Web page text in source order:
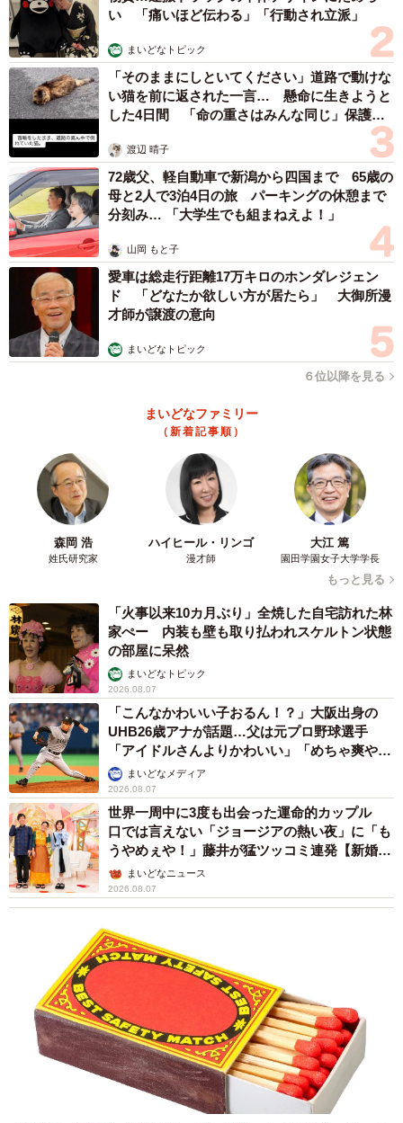
い 「痛いほど伝わる」「行動され立派」
まいどなトピック
「そのままにしといてください」道路で動けな
い猫を前に返された一言… 懸命に生きようと
した4日間 「命の重さはみんな同じ」保護団
渡辺 晴子
72歳父、軽自動車で新潟から四国まで 65歳の
母と2人で3泊4日の旅 パーキングの休憩まで
分刻み… 「大学生でも組まねえよ！」
山岡 もと子
愛車は総走行距離17万キロのホンダレジェン
ド 「どなたか欲しい方が居たら」 大御所漫
才師が譲渡の意向
まいどなトピック
６位以降を見る
まいどなファミリー
（新着記事順）
森岡 浩
姓氏研究家
ハイヒール・リンゴ
漫才師
大江 篤
園田学園女子大学学長
もっと見る
「火事以来10カ月ぶり」全焼した自宅訪れた林
家ぺー 内装も壁も取り払われスケルトン状態
の部屋に呆然
まいどなトピック
2026.08.07
「こんなかわいい子おるん！？」大阪出身の
UHB26歳アナが話題…父は元プロ野球選手
「アイドルさんよりかわいい」「めちゃ爽や
か」まいどなメディア
2026.08.07
世界一周中に3度も出会った運命的カップル
口では言えない「ジョージアの熱い夜」に「も
うやめぇや！」藤井が猛ツッコミ連発【新婚さ
ん】まいどなニュース
2026.08.07